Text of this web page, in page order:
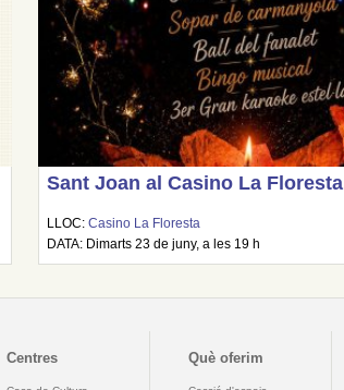
Sant Joan al Casino La Floresta
LLOC:Casino La Floresta
DATA: Dimarts 23 de juny, a les 19 h
Centres Què oferim